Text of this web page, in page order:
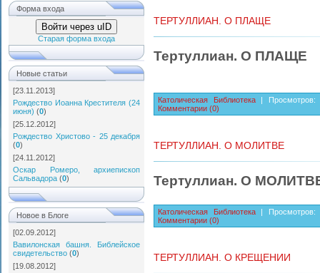
Форма входа
Войти через uID
Старая форма входа
Новые статьи
[23.11.2013]
Рождество Иоанна Крестителя (24
июня) (0)
[25.12.2012]
Рождество Христово - 25 декабря
(0)
[24.11.2012]
Оскар Ромеро, архиепископ
Сальвадора (0)
Новое в Блоге
[02.09.2012]
Вавилонская башня. Библейское
свидетельство (0)
[19.08.2012]
ТЕРТУЛЛИАН. О ПЛАЩЕ
Тертуллиан. О ПЛАЩЕ
Католическая Библиотека| Просмотров:
Комментарии (0)
ТЕРТУЛЛИАН. О МОЛИТВЕ
Тертуллиан. О
Католическая Библиотека| Просмотров:
Комментарии (0)
ТЕРТУЛЛИАН. О КРЕЩЕНИИ